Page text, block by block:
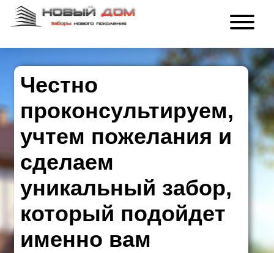
Честно
проконсультируем,
учтем пожелания и
сделаем
уникальный забор,
который подойдет
именно вам